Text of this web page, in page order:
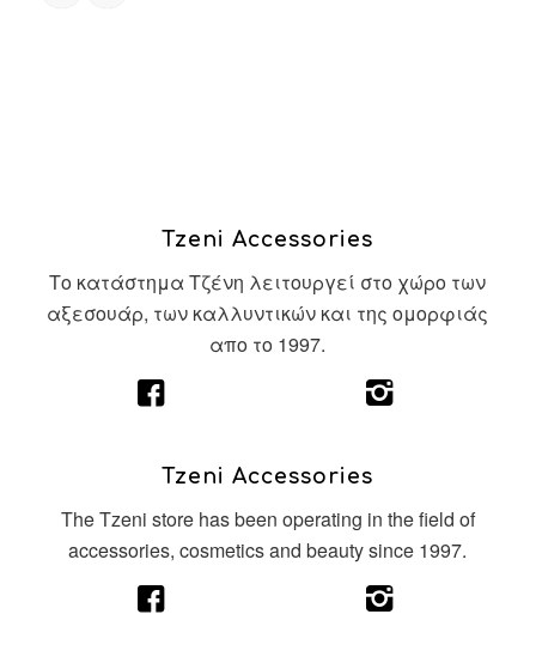
Tzeni Accessories
Το κατάστημα Τζένη λειτουργεί στο χώρο των
αξεσουάρ, των καλλυντικών και της ομορφιάς
απο το 1997.
Tzeni Accessories
The Tzeni store has been operating in the field of
accessories, cosmetics and beauty since 1997.